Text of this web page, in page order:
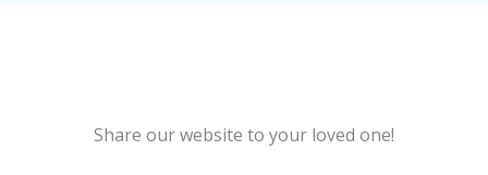
Share our website to your loved one!